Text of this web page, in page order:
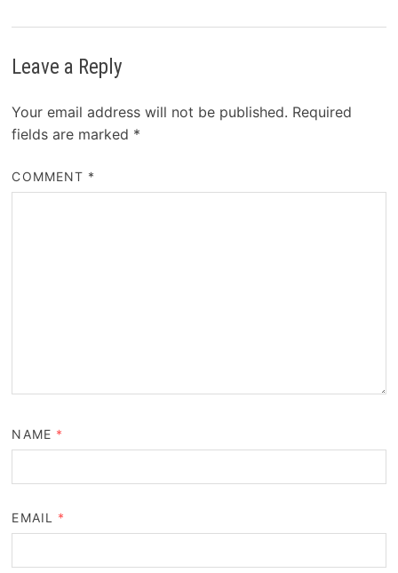
Leave a Reply
Your email address will not be published. Required
fields are marked *
COMMENT *
NAME *
EMAIL *